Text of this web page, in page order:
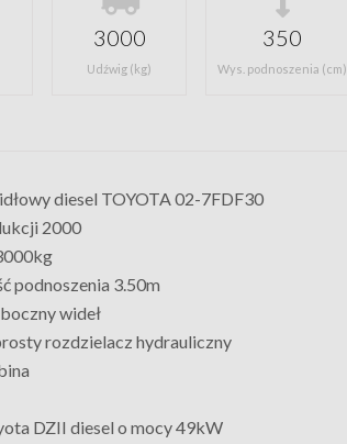
3000
Udźwig (kg)
350
Wys. podnoszenia (cm)
diesel TOYOTA 02-7FDF30
2000
podnoszenia 3.50m
wideł
rozdzielacz hydrauliczny
DZII diesel o mocy 49kW